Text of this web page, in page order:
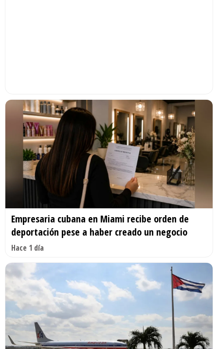
Empresaria cubana en Miami recibe orden de
deportación pese a haber creado un negocio
Hace 1 día